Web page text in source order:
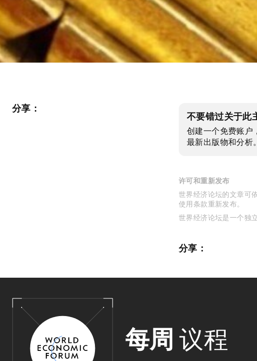
分享：
不要错过关于此
创建一个免费账户
最新出版物和分析。
许可和重新发布
世界经济论坛的文章可
使用条款重新发布。
世界经济论坛是一个独
分享：
每周 议程